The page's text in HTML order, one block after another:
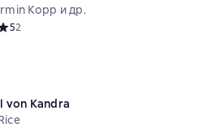
Kopp и др.
рейтинг 5 на основе 2 оценок
52
von Kandra